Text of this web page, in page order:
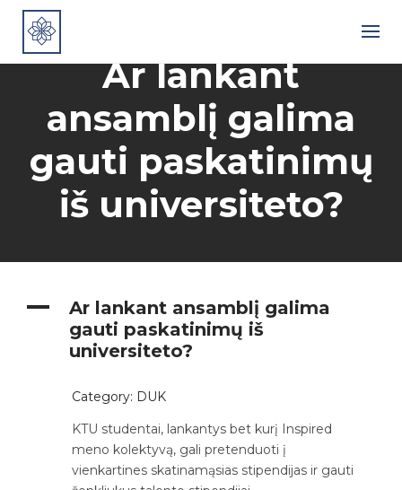
Skip
content
Ar lankant
ansamblį galima
gauti paskatinimų
iš universiteto?
A
Ar lankant ansamblį galima
gauti paskatinimų iš
universiteto?
Category: DUK
KTU studentai, lankantys bet kurį Inspired
meno kolektyvą, gali pretenduoti į
vienkartines skatinamąsias stipendijas ir gauti